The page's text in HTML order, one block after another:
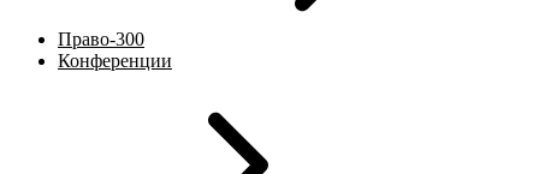
Право-300
Конференции